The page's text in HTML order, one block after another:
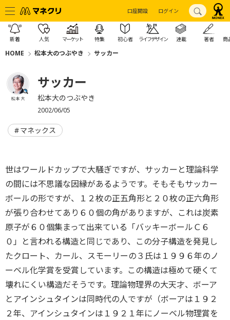
口座開設 ログイン
新着 人気 マーケット 特集 初心者 ライフデザイン 連載 著者 商
HOME 松本大のつぶやき サッカー
松本 大
サッカー
松本大のつぶやき
2002/06/05
マネックス
世はワールドカップで大騒ぎですが、サッカーと理論科学
の間には不思議な因縁があるようです。そもそもサッカー
ボールの形ですが、１２枚の正五角形と２０枚の正六角形
が張り合わせてあり６０個の角がありますが、これは炭素
原子が６０個集まって出来ている「バッキーボールＣ６
０」と言われる構造と同じであり、この分子構造を発見し
たクロート、カール、スモーリーの３氏は１９９６年のノ
ーベル化学賞を受賞しています。この構造は極めて硬くて
壊れにくい構造だそうです。理論物理界の大天才、ボーア
とアインシュタインは同時代の人ですが（ボーアは１９２
２年、アインシュタインは１９２１年にノーベル物理賞を